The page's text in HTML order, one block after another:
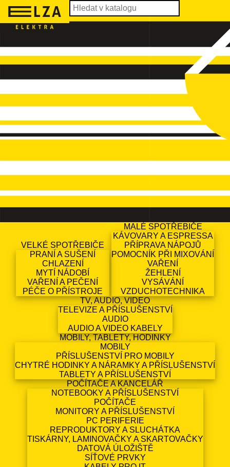
VELKÉ SPOTŘEBIČE
PRANÍ A SUŠENÍ
CHLAZENÍ
MYTÍ NÁDOBÍ
VAŘENÍ A PEČENÍ
PÉČE O PŘÍSTROJE
MALÉ SPOTŘEBIČE
KÁVOVARY A ESPRESSA
PŘÍPRAVA NÁPOJŮ
POMOCNÍK PŘI MIXOVÁNÍ
VAŘENÍ
ŽEHLENÍ
VYSÁVÁNÍ
VZDUCHOTECHNIKA
TV, AUDIO, VIDEO
TELEVIZE A PŘÍSLUŠENSTVÍ
AUDIO
AUDIO A VIDEO KABELY
MOBILY, TABLETY, HODINKY
MOBILY
PŘÍSLUŠENSTVÍ PRO MOBILY
CHYTRÉ HODINKY A NÁRAMKY A PŘÍSLUŠENSTVÍ
TABLETY A PŘÍSLUŠENSTVÍ
POČÍTAČE A KANCELÁŘ
NOTEBOOKY A PŘÍSLUŠENSTVÍ
POČÍTAČE
MONITORY A PŘÍSLUŠENSTVÍ
PC PERIFERIE
REPRODUKTORY A SLUCHÁTKA
TISKÁRNY, LAMINOVAČKY A SKARTOVAČKY
DATOVÁ ÚLOŽIŠTĚ
SÍŤOVÉ PRVKY